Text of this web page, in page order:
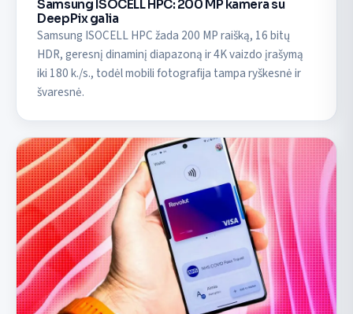
Samsung ISOCELL HPC: 200 MP kamera su
DeepPix galia
Samsung ISOCELL HPC žada 200 MP raišką, 16 bitų
HDR, geresnį dinaminį diapazoną ir 4K vaizdo įrašymą
iki 180 k./s., todėl mobili fotografija tampa ryškesnė ir
švaresnė.